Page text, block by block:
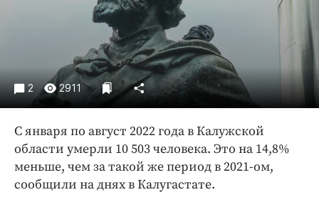
Происшествия
Спорт
Экономика и бизнес
ПРОЕКТЫ
Блоги
Издания
2 2911
С января по август 2022 года в Калужской
области умерли 10 503 человека. Это на 14,8%
меньше, чем за такой же период в 2021-ом,
сообщили на днях в Калугастате.